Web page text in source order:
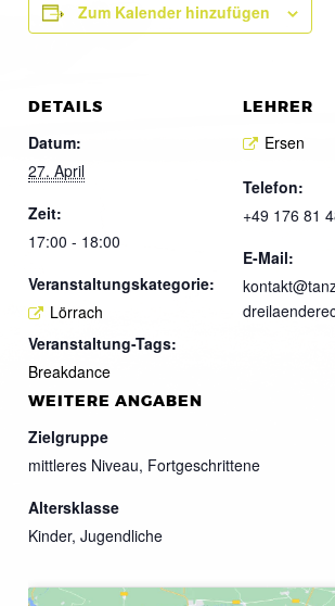
Zum Kalender hinzufügen
DETAILS
Datum:
27. April
Zeit:
17:00 - 18:00
Veranstaltungskategorie:
Lörrach
Veranstaltung-Tags:
Breakdance
LEHRER
Ersen
Telefon:
+49 176 81
E-Mail:
WEITERE ANGABEN
Zielgruppe
mittleres Niveau, Fortgeschrittene
Altersklasse
Kinder, Jugendliche